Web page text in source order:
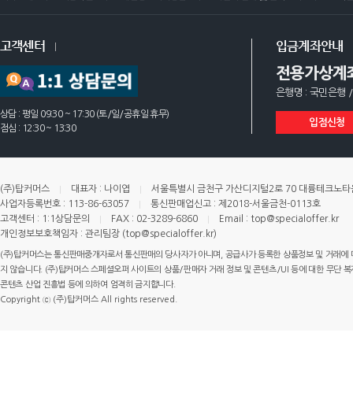
고객센터
상담 : 평일 09:30 ~ 17:30 (토/일/공휴일 휴무)
점심 : 12:30 ~ 13:30
입금계좌안내
전용가상계
은행명 : 국민은행
입점신청
(주)탑커머스 대표자 : 나이엽
서울특별시 금천구 가산디지털2로 70 대륭테크노
사업자등록번호 : 113-86-63057
통신판매업신고 : 제2018-서울금천-0113호
고객센터 : 1:1상담문의
FAX : 02-3289-6860
Email : top@specialoffer.kr
개인정보보호책임자 : 관리팀장 (top@specialoffer.kr)
(주)탑커머스는 통신판매중개자로서 통신판매의 당사자가 아니며, 공급사가 등록한 상품정보 및 거래
지 않습니다. (주)탑커머스 스페셜오퍼 사이트의 상품/판매자 거래 정보 및 콘텐츠/UI 등에 대한 무단
콘텐츠 산업 진흥법 등에 의하여 엄격히 금지합니다.
Copyright ⓒ (주)탑커머스 All rights reserved.